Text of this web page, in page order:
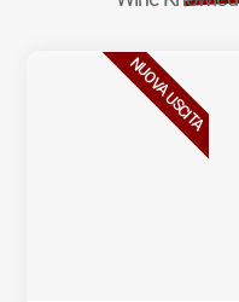
NUOVA USCITA